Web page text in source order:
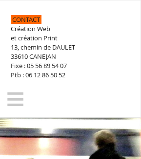
CONTACT
Création Web
et création Print
13, chemin de DAULET
33610 CANEJAN
Fixe : 05 56 89 54 07
Ptb : 06 12 86 50 52
≡